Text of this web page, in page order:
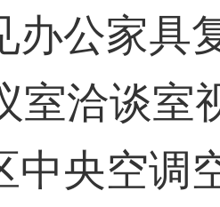
办公家具
室洽谈室
中央空调